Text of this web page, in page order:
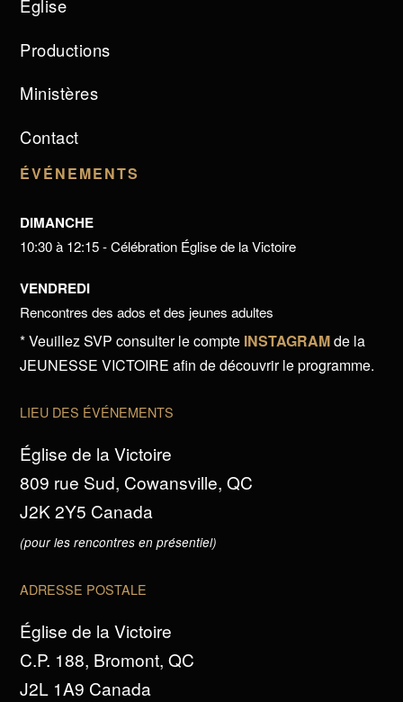
Église
Productions
Ministères
Contact
ÉVÉNEMENTS
DIMANCHE
10:30 à 12:15 - Célébration Église de la Victoire
VENDREDI
Rencontres des ados et des jeunes adultes
* Veuillez SVP consulter le compte INSTAGRAMde la
JEUNESSE VICTOIRE afin de découvrir le programme.
LIEU DES ÉVÉNEMENTS
Église de la Victoire
809 rue Sud, Cowansville, QC
J2K 2Y5 Canada
(pour les rencontres en présentiel)
ADRESSE POSTALE
Église de la Victoire
C.P. 188, Bromont, QC
J2L 1A9 Canada